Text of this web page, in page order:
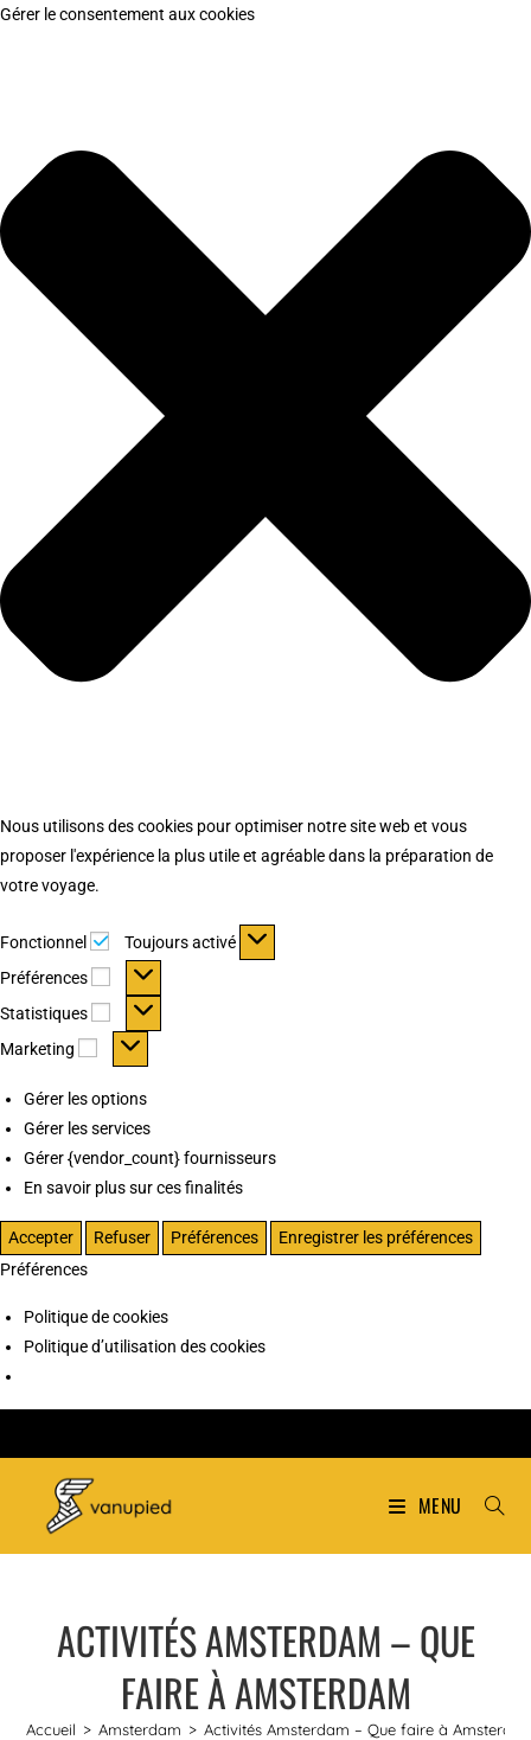
Gérer le consentement aux cookies
Nous utilisons des cookies pour optimiser notre site web et vous
proposer l'expérience la plus utile et agréable dans la préparation de
votre voyage.
Fonctionnel Fonctionnel
Toujours activé
Préférences
Préférences
Statistiques Statistiques
Marketing Marketing
Gérer les options
Gérer les services
Gérer {vendor_count} fournisseurs
En savoir plus sur ces finalités
Accepter Refuser Préférences
Enregistrer les préférences
Préférences
Politique de cookies
Politique d’utilisation des cookies
MENU
ACTIVITÉS AMSTERDAM – QUE
FAIRE À AMSTERDAM
Accueil > Amsterdam > Activités Amsterdam – Que faire à